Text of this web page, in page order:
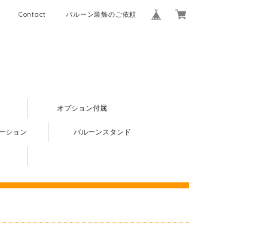
Contact バルーン装飾のご依頼
オプション付属
ション バルーンスタンド